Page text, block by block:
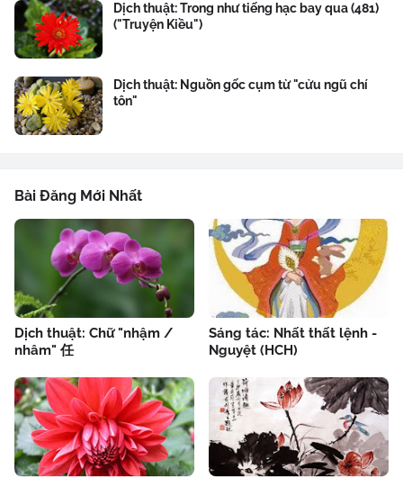
Dịch thuật: Trong như tiếng hạc bay qua (481)
("Truyện Kiều")
Dịch thuật: Nguồn gốc cụm từ "cửu ngũ chí
tôn"
Bài Đăng Mới Nhất
Dịch thuật: Chữ "nhậm /
nhâm" 任
Sáng tác: Nhất thất lệnh -
Nguyệt (HCH)